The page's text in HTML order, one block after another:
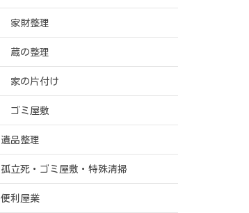
家財整理
蔵の整理
家の片付け
ゴミ屋敷
遺品整理
孤立死・ゴミ屋敷・特殊清掃
便利屋業